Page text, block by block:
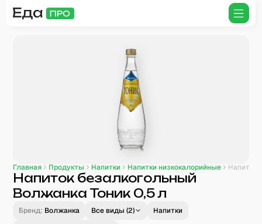
Главная Продукты Напитки Напитки низкокалорийные
Напиток безалкогольный
Волжанка Тоник 0,5 л
Бренд: Волжанка Все виды (2)
Напитки